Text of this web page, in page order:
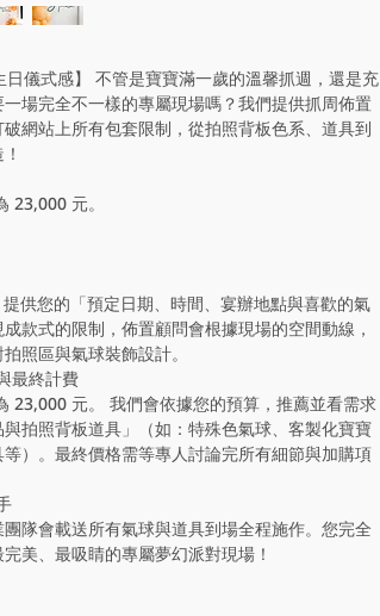
日儀式感】 不管是寶寶滿一歲的溫馨抓週，還是充
場完全不一樣的專屬現場嗎？我們提供抓周佈置
網站上所有包套限制，從拍照背板色系、道具到
23,000 元。
供您的「預定日期、時間、宴辦地點與喜歡的氣
款式的限制，佈置顧問會根據現場的空間動線，
照區與氣球裝飾設計。
最終計費
23,000 元。 我們會依據您的預算，推薦並看需求
與拍照背板道具」（如：特殊色氣球、客製化寶寶
）。最終價格需等專人討論完所有細節與加購項
隊會載送所有氣球與道具到場全程施作。您完全
美、最吸睛的專屬夢幻派對現場！